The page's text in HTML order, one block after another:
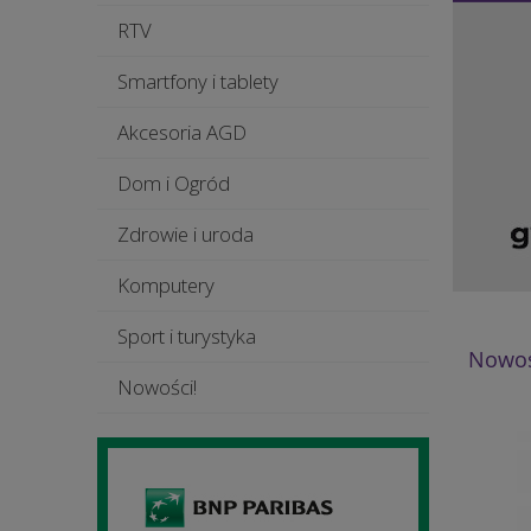
RTV
Smartfony i tablety
Akcesoria AGD
Dom i Ogród
Zdrowie i uroda
Komputery
Sport i turystyka
Nowości!